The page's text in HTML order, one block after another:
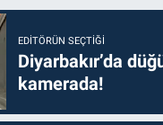
EDITÖRÜN SEÇTIĞI
Diyarbakır’da
kamerada!